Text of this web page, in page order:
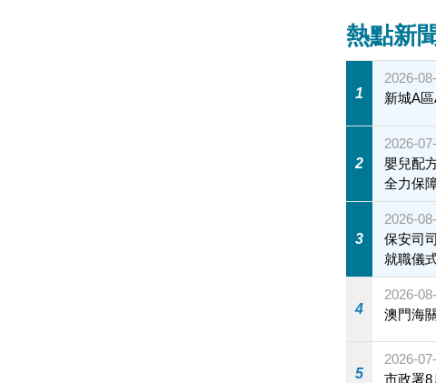
熱點新
1
2026-
新城A
2
2026-
嬰兒配
全力保
3
2026-
保安司
就職儀
4
2026-
澳門海
5
2026-
市政署